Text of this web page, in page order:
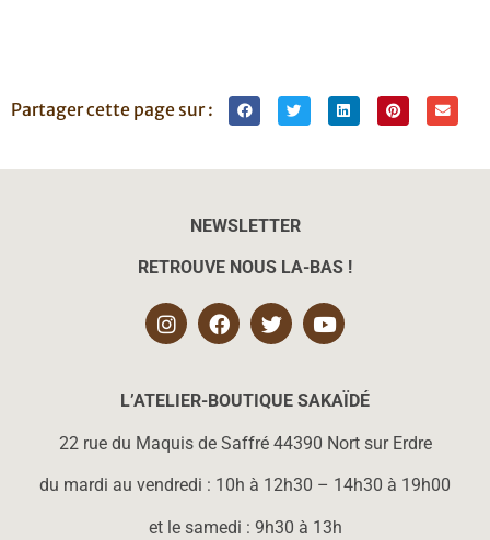
Partager cette page sur :
L’ATELIER-BOUTIQUE SAKAÏDÉ
22 rue du Maquis de Saffré 44390 Nort sur Erdre
du mardi au vendredi : 10h à 12h30 – 14h30 à 19h00
et le samedi : 9h30 à 13h
NEWSLETTER
RETROUVE NOUS LA-BAS !